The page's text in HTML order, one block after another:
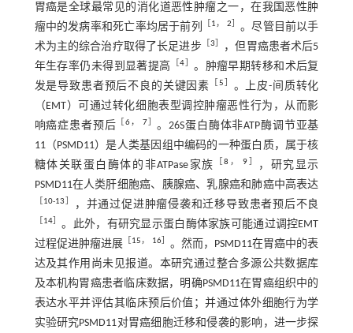
胃癌是全球最常见的消化道恶性肿瘤之一，在我国恶性肿
瘤中的发病率和死亡率均居于前列
1， 2
。尽管目前以手
术为主的综合治疗取得了长足进步［ 3
，但胃癌患者术后5
年生存率仍未得到显著提高
［4
。肿瘤早期转移和术后复
发是导致患者预后不良的关键因素
5
。上皮-间质转化
（EMT）可通过转化细胞表型调控肿瘤恶性行为，从而影
响癌症患者预后 ［6， 7］ 。26S蛋白酶体非ATP酶调节亚基
11（PSMD11）是人类基因组中编码的一种蛋白质，属于核
糖体关联蛋白酶体的非ATPase家族
［8 ，9
，研究显示
PSMD11在人类肝细胞癌、胰腺癌、乳腺癌和肺癌中高表达
10-13 ，并通过促进肿瘤侵袭和迁移导致患者预后不良
14］ 。此外，有研究显示蛋白酶体家族可能通过调控EMT
过程促进肿瘤进展
15， 16］ 。然而，PSMD11在胃癌中的表
达及其作用尚未见报道。本研究通过整合多源公共数据库
及本机构胃癌患者临床数据，明确PSMD11在胃癌组织中的
表达水平并评估其临床预后价值；并通过体外细胞行为学
实验研究PSMD11对胃癌细胞迁移和侵袭的影响，进一步探